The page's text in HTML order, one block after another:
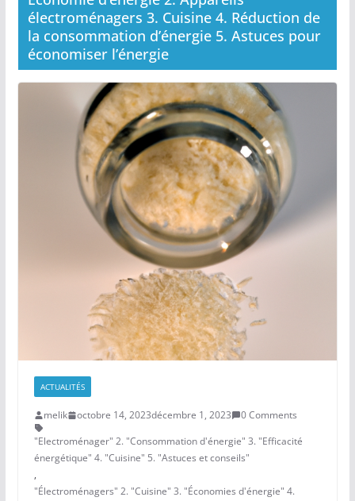
électroménagers 3. Cuisine 4. Réduction de
la consommation d’énergie 5. Astuces pour
économiser l’énergie
ACTUALITÉS
melik octobre 14, 2023décembre 1, 2023
0 Comments
"Electroménager" 2. "Consommation d'énergie" 3. "Efficacité
énergétique" 4. "Cuisine" 5. "Astuces et conseils"
,
"Électroménagers" 2. "Cuisine" 3. "Économies d'énergie" 4.